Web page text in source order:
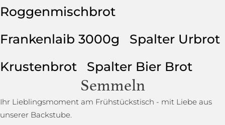
Roggenmischbrot
Frankenlaib 3000g
Spalter Urbrot
Krustenbrot
Spalter Bier Brot
Semmeln
Ihr Lieblingsmoment am Frühstückstisch - mit Liebe aus
unserer Backstube.